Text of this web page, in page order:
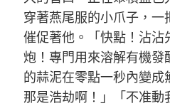
穿著燕尾服的小爪子，一
催促著他。「快點！沾沾
炮！專門用來溶解有機發
的蒜泥在零點一秒內變成
那是浩劫啊！」「不准